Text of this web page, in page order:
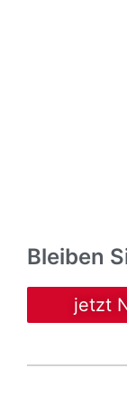
Bleiben
jetzt